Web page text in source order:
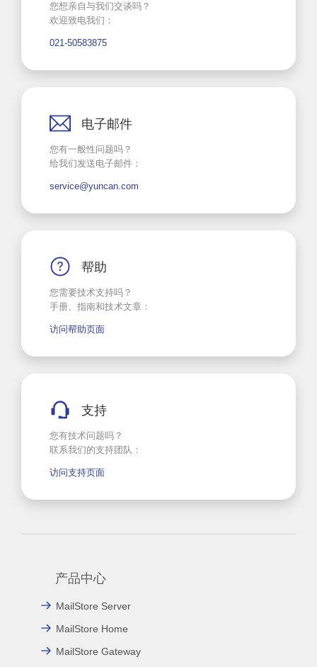
您想亲自与我们交谈吗？
欢迎致电我们：
021-50583875
电子邮件
您有一般性问题吗？
给我们发送电子邮件：
service@yuncan.com
帮助
您需要技术支持吗？
手册、指南和技术文章：
访问帮助页面
支持
您有技术问题吗？
联系我们的支持团队：
访问支持页面
产品中心
MailStore Server
MailStore Home
MailStore Gateway